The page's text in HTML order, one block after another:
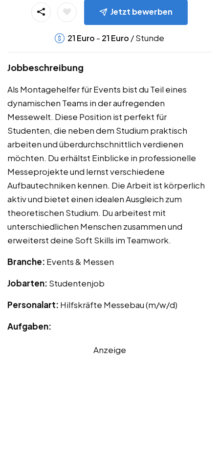
Jetzt bewerben
21 Euro - 21 Euro / Stunde
Jobbeschreibung
Als Montagehelfer für Events bist du Teil eines
dynamischen Teams in der aufregenden
Messewelt. Diese Position ist perfekt für
Studenten, die neben dem Studium praktisch
arbeiten und überdurchschnittlich verdienen
möchten. Du erhältst Einblicke in professionelle
Messeprojekte und lernst verschiedene
Aufbautechniken kennen. Die Arbeit ist körperlich
aktiv und bietet einen idealen Ausgleich zum
theoretischen Studium. Du arbeitest mit
unterschiedlichen Menschen zusammen und
erweiterst deine Soft Skills im Teamwork.
Branche: Events & Messen
Jobarten: Studentenjob
Personalart: Hilfskräfte Messebau (m/w/d)
Aufgaben:
Anzeige